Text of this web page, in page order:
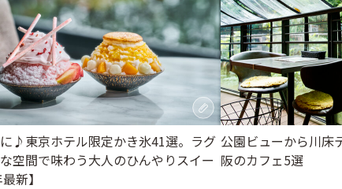
♪東京ホテル限定かき氷41選。ラグ
空間で味わう大人のひんやりスイー
新】
公園ビューから川床
阪のカフェ5選